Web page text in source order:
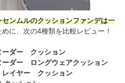
センムルのクッションファンデは一
に、次の4種類を比較レビュー！
ダー クッション
ダー ロングウェアクッション
イヤー クッション